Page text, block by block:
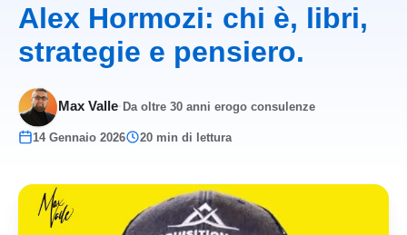
Alex Hormozi: chi è, libri,
strategie e pensiero.
Max Valle· Da oltre 30 anni erogo consulenze
14 Gennaio 2026 20 min di lettura